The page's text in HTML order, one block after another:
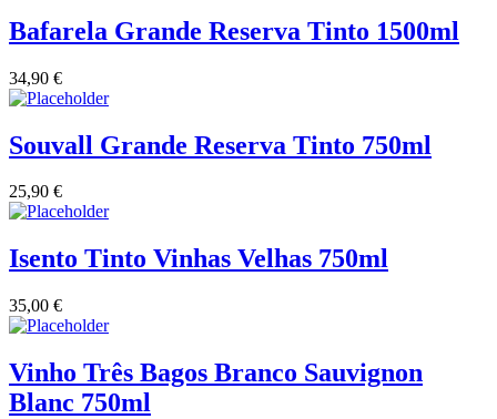
Bafarela Grande Reserva Tinto 1500ml
34,90 €
Souvall Grande Reserva Tinto 750ml
25,90 €
Isento Tinto Vinhas Velhas 750ml
35,00 €
Vinho Três Bagos Branco Sauvignon
Blanc 750ml